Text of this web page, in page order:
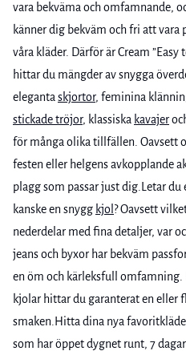
vara bekväma och omfamnande,
känner dig bekväm och fri att vara
våra kläder. Därför är Cream ”Easy
hittar du mängder av snygga
eleganta skjortor, feminina
stickade tröjor, klassiska kavajer
för många olika tillfällen. Oavsett
festen eller helgens avkopplande
plagg som passar just dig.Letar du
kanske en snygg kjol ? Oavsett
nederdelar med fina detaljer, var
jeans och byxor har bekväm
en öm och kärleksfull omfamning.
kjolar hittar du garanterat en eller
smaken.Hitta dina nya
som har öppet dygnet runt, 7